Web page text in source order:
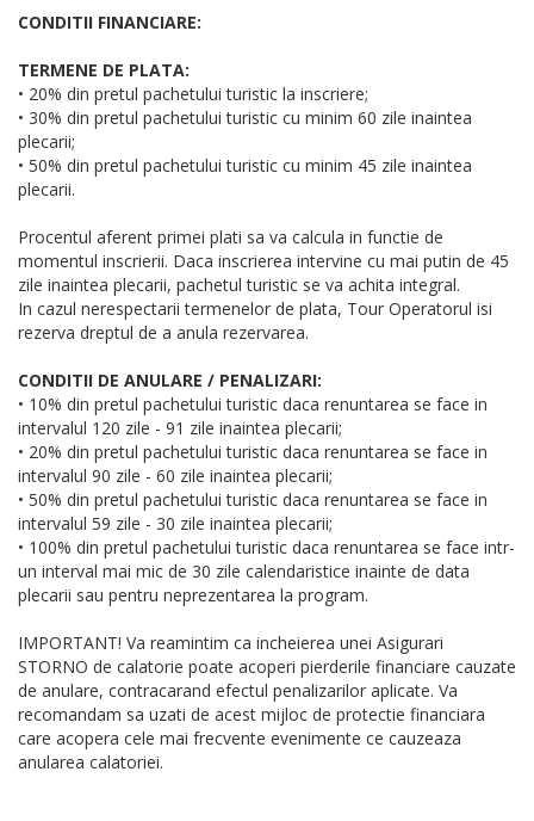
CONDITII FINANCIARE:
TERMENE DE PLATA:
• 20% din pretul pachetului turistic la inscriere;
• 30% din pretul pachetului turistic cu minim 60 zile inaintea
plecarii;
• 50% din pretul pachetului turistic cu minim 45 zile inaintea
plecarii.
Procentul aferent primei plati sa va calcula in functie de
momentul inscrierii. Daca inscrierea intervine cu mai putin de 45
zile inaintea plecarii, pachetul turistic se va achita integral.
In cazul nerespectarii termenelor de plata, Tour Operatorul isi
rezerva dreptul de a anula rezervarea.
CONDITII DE ANULARE / PENALIZARI:
• 10% din pretul pachetului turistic daca renuntarea se face in
intervalul 120 zile - 91 zile inaintea plecarii;
• 20% din pretul pachetului turistic daca renuntarea se face in
intervalul 90 zile - 60 zile inaintea plecarii;
• 50% din pretul pachetului turistic daca renuntarea se face in
intervalul 59 zile - 30 zile inaintea plecarii;
• 100% din pretul pachetului turistic daca renuntarea se face intr-
un interval mai mic de 30 zile calendaristice inainte de data
plecarii sau pentru neprezentarea la program.
IMPORTANT! Va reamintim ca incheierea unei Asigurari
STORNO de calatorie poate acoperi pierderile financiare cauzate
de anulare, contracarand efectul penalizarilor aplicate. Va
recomandam sa uzati de acest mijloc de protectie financiara
care acopera cele mai frecvente evenimente ce cauzeaza
anularea calatoriei.